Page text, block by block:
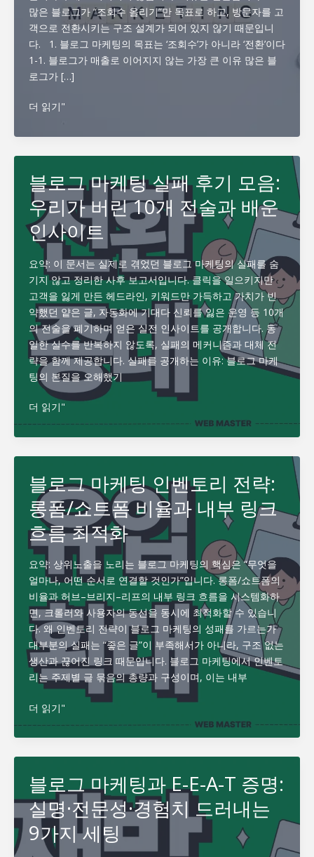
많은 블로그가 “조회수 올리기”만 목표로 하고, 방문자를 고
객으로 전환시키는 구조 설계가 되어 있지 않기 때문입니
다. 1. 블로그 마케팅의 목표는 ‘조회수’가 아니라 ‘전환’이다
1-1. 블로그가 매출로 이어지지 않는 가장 큰 이유 많은 블
로그가 […]
블
그
마
팅
으
로
실
출
만
드
는
구
조
—
방
→
문
환
공
식
더 읽기"
블로그 마케팅 실패 후기 모음:
우리가 버린 10개 전술과 배운
인사이트
요약: 이 문서는 실제로 겪었던 블로그 마케팅의 실패를 숨
기지 않고 정리한 사후 보고서입니다. 클릭을 일으키지만
고객을 잃게 만든 헤드라인, 키워드만 가득하고 가치가 빈
약했던 얕은 글, 자동화에 기대다 신뢰를 잃은 운영 등 10개
의 전술을 폐기하며 얻은 실전 인사이트를 공개합니다. 동
일한 실수를 반복하지 않도록, 실패의 메커니즘과 대체 전
략을 함께 제공합니다. 실패를 공개하는 이유: 블로그 마케
팅의 본질을 오해했기
블
로
그
마
팅
실
패
후
기
모
음:
우
리
가
버
린
10
전
술
운
인
사
이
트
더 읽기"
블로그 마케팅 인벤토리 전략:
롱폼/쇼트폼 비율과 내부 링크
흐름 최적화
요약: 상위노출을 노리는 블로그 마케팅의 핵심은 “무엇을
얼마나, 어떤 순서로 연결할 것인가”입니다. 롱폼/쇼트폼의
비율과 허브–브리지–리프의 내부 링크 흐름을 시스템화하
면, 크롤러와 사용자의 동선을 동시에 최적화할 수 있습니
다. 왜 인벤토리 전략이 블로그 마케팅의 성패를 가르는가
대부분의 실패는 “좋은 글”이 부족해서가 아니라, 구조 없는
생산과 끊어진 링크 때문입니다. 블로그 마케팅에서 인벤토
리는 주제별 글 묶음의 총량과 구성이며, 이는 내부
블
로
그
마
팅
인
벤
토
더 읽기"
블로그 마케팅과 E-E-A-T 증명:
실명·전문성·경험치 드러내는
9가지 세팅